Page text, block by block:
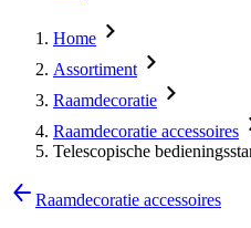
Home
Assortiment
Raamdecoratie
Raamdecoratie accessoires
Telescopische
Raamdecoratie accessoires